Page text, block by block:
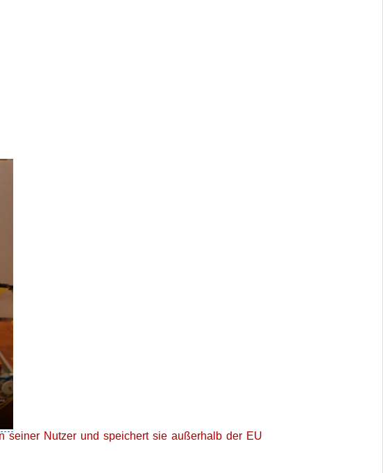
seiner Nutzer und speichert sie außerhalb der EU